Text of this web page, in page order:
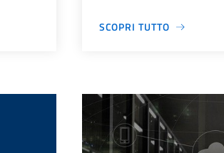
SCOPRI TUTTO